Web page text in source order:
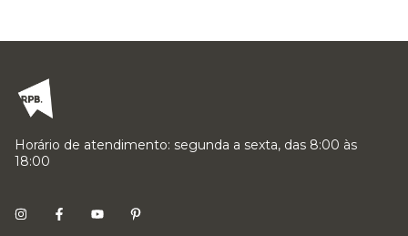
Horário de atendimento: segunda a sexta, das 8:00 às
18:00